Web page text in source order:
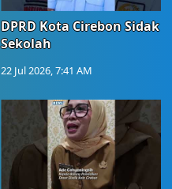
DPRD Kota Cirebon Sidak
Sekolah
22 Jul 2026, 7:41 AM